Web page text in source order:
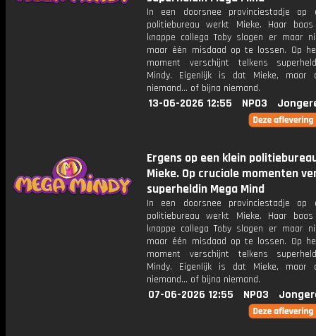
In een doorsnee provinciestadje op
politiebureau werkt Mieke. Haar
knappe collega Toby slagen er maar
maar één misdaad op te lossen. Op
moment verschijnt telkens
Mindy. Eigenlijk is dat Mieke, maar
niemand... of bijna niemand.
13-06-2026 12:55 NPO3
Ergens op een klein
Mieke. Op cruciale momenten
superheldin Mega Mind
In een doorsnee provinciestadje op
politiebureau werkt Mieke. Haar
knappe collega Toby slagen er maar
maar één misdaad op te lossen. Op
moment verschijnt telkens
Mindy. Eigenlijk is dat Mieke, maar
niemand... of bijna niemand.
07-06-2026 12:55 NPO3